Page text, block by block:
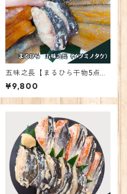
五味之長【まるひら干物5点ギ
フト】
¥9,800